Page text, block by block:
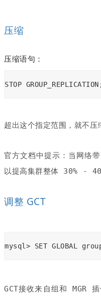
压缩
压缩语句：
STOP
超出这个指定范围，就不压
官方文档中提示：当网络
以提高集群整体 30% -
调整 GCT
mysql> SET GLOBAL
GCT接收来自组和 MGR